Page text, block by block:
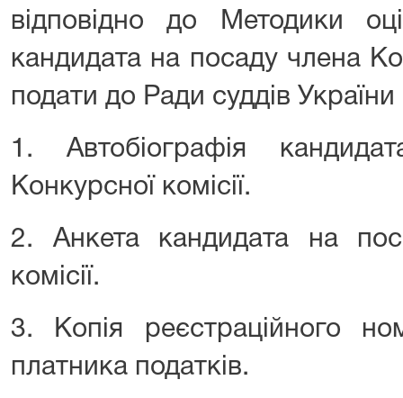
відповідно до Методики
кандидата на посаду члена
подати до Ради суддів
1. Автобіографія
Конкурсної комісії.
2. Анкета кандидата на
комісії.
3. Копія реєстраційного
платника податків.